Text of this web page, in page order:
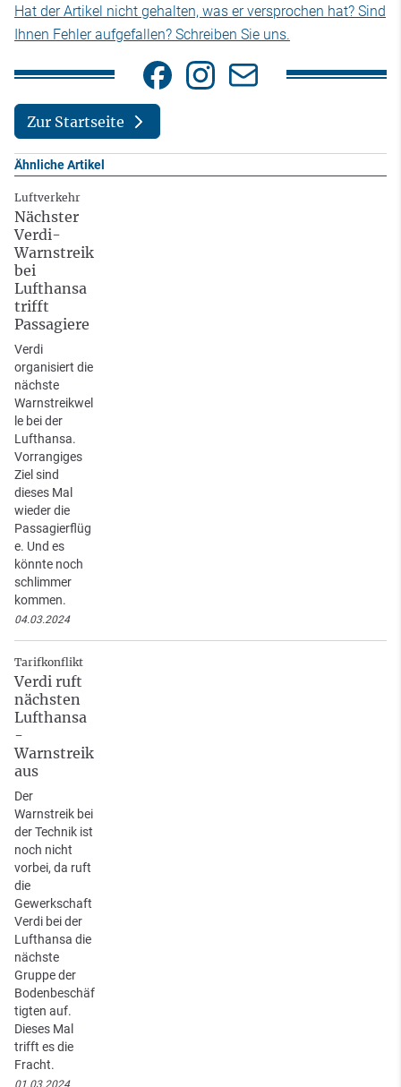
Hat der Artikel nicht gehalten, was er versprochen hat? Sind
Ihnen Fehler aufgefallen? Schreiben Sie uns.
Zur Startseite
Ähnliche Artikel
Luftverkehr
Nächster
Verdi-
Warnstreik
bei
Lufthansa
trifft
Passagiere
Verdi
organisiert die
nächste
Warnstreikwel
le bei der
Lufthansa.
Vorrangiges
Ziel sind
dieses Mal
wieder die
Passagierflüg
e. Und es
könnte noch
schlimmer
kommen.
04.03.2024
Tarifkonflikt
Verdi ruft
nächsten
Lufthansa
-
Warnstreik
aus
Der
Warnstreik bei
der Technik ist
noch nicht
vorbei, da ruft
die
Gewerkschaft
Verdi bei der
Lufthansa die
nächste
Gruppe der
Bodenbeschäf
tigten auf.
Dieses Mal
trifft es die
Fracht.
01.03.2024